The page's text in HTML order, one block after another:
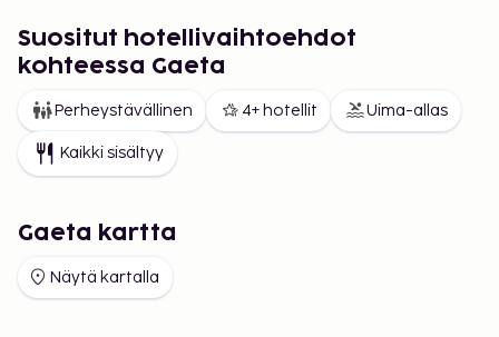
San Angelo -vuorelle, jossa on Jupiterin temppeli –
näkymät vuorelta ovat upeat.
Kaikkein tunnetuin Terracina on ehkä kilometrien
pituisesta, hienohiekkaisesta rannastaan, joka
houkuttelee rennon rantaloman viettoon.
että turistien huvia, niin päiväsaikaan kuin iltaisinkin.
nauttimaan. Rannalta voi vuokrata mm. veneitä ja
Suositut hotellivaihtoehdot
kohteessa Gaeta
Perheystävällinen 4+ hotellit Uima-allas
Kaikki sisältyy
Gaeta kartta
Näytä kartalla